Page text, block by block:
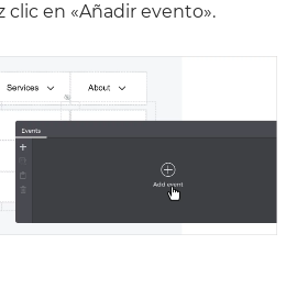
clic en «Añadir evento».